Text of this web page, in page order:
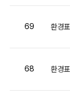
69 환경
68 환경